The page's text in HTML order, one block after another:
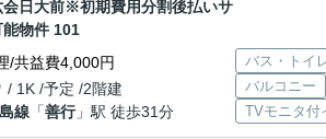
会日大前※初期費用分割後払いサ
物件 101
/共益費4,000円
/ 1K /予定 /2階建
線 「善行」駅 徒歩31分
バス・トイ
バルコニー
TVモニタ付